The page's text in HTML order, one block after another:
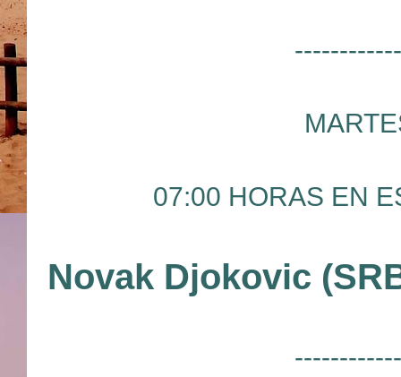
07:00 HORAS EN
Novak Djokovic